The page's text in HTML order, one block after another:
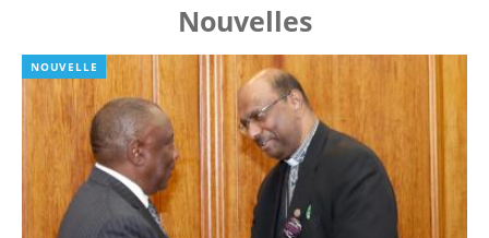
Nouvelles
NOUVELLE